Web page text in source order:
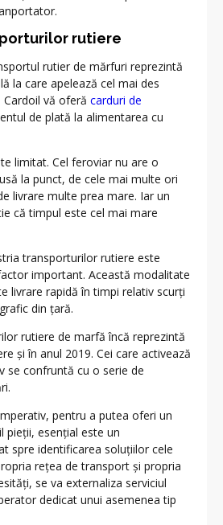
rutiere
rutier de mărfuri reprezintă
la care apelează cel mai des
vă oferă carduri de
de plată la alimentarea cu
limitat. Cel feroviar nu are o
la punct, de cele mai multe ori
livrare multe prea mare. Iar un
că timpul este cel mai mare
transporturilor rutiere este
important. Această modalitate
livrare rapidă în timpi relativ scurți
din țară.
rutiere de marfă încă reprezintă
și în anul 2019. Cei care activează
se confruntă cu o serie de
pentru a putea oferi un
pieții, esențial este un
spre identificarea soluțiilor cele
rețea de transport și propria
se va externaliza serviciul
dedicat unui asemenea tip